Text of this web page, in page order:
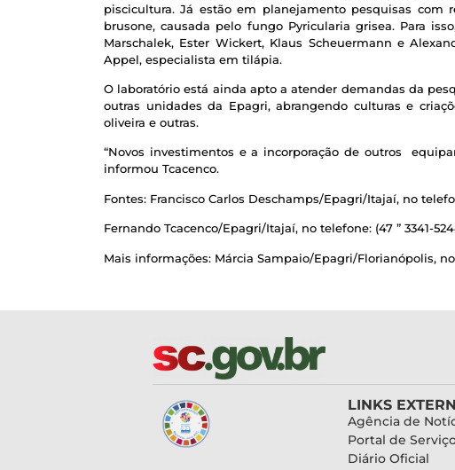
piscicultura. Já estão em planejamento pesquisas com
brusone, causada pelo fungo Pyricularia grisea. Para
Marschalek, Ester Wickert, Klaus Scheuermann e
Appel, especialista em tilápia.
O laboratório está ainda apto a atender demandas da
outras unidades da Epagri, abrangendo culturas e
oliveira e outras.
“Novos investimentos e a incorporação de outros
informou Tcacenco.
Fontes: Francisco Carlos Deschamps/Epagri/Itajaí, no
Fernando Tcacenco/Epagri/Itajaí, no telefone: (47 ” 3341-
Mais informações: Márcia Sampaio/Epagri/Florianópolis,
LINKS
Agência de
Portal de
Diário Oficial